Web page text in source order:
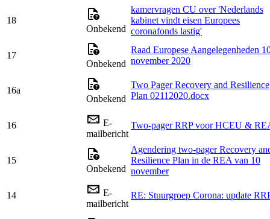
18
Onbekend
kamervragen CU over 'Nederlands
kabinet vindt eisen Europees
coronafonds lastig'
17
Onbekend
Raad Europese Aangelegenheden
november 2020
16a
Onbekend
Two Pager Recovery and Resilience
Plan 02112020.docx
16
E-
mailbericht
Two-pager RRP voor HCEU &
15
Onbekend
Agendering two-pager Recovery
Resilience Plan in de REA van 10
november
14
E-
mailbericht
RE: Stuurgroep Corona: update